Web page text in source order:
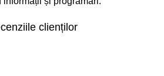
clienților